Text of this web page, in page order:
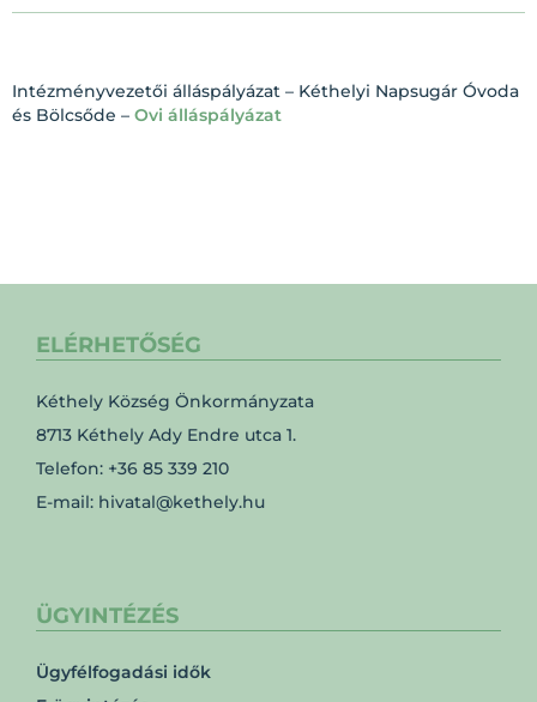
Intézményvezetői álláspályázat – Kéthelyi Napsugár Óvoda
és Bölcsőde – Ovi álláspályázat
ELÉRHETŐSÉG
Kéthely Község Önkormányzata
8713 Kéthely Ady Endre utca 1.
Telefon: +36 85 339 210
E-mail: hivatal@kethely.hu
ÜGYINTÉZÉS
Ügyfélfogadási idők